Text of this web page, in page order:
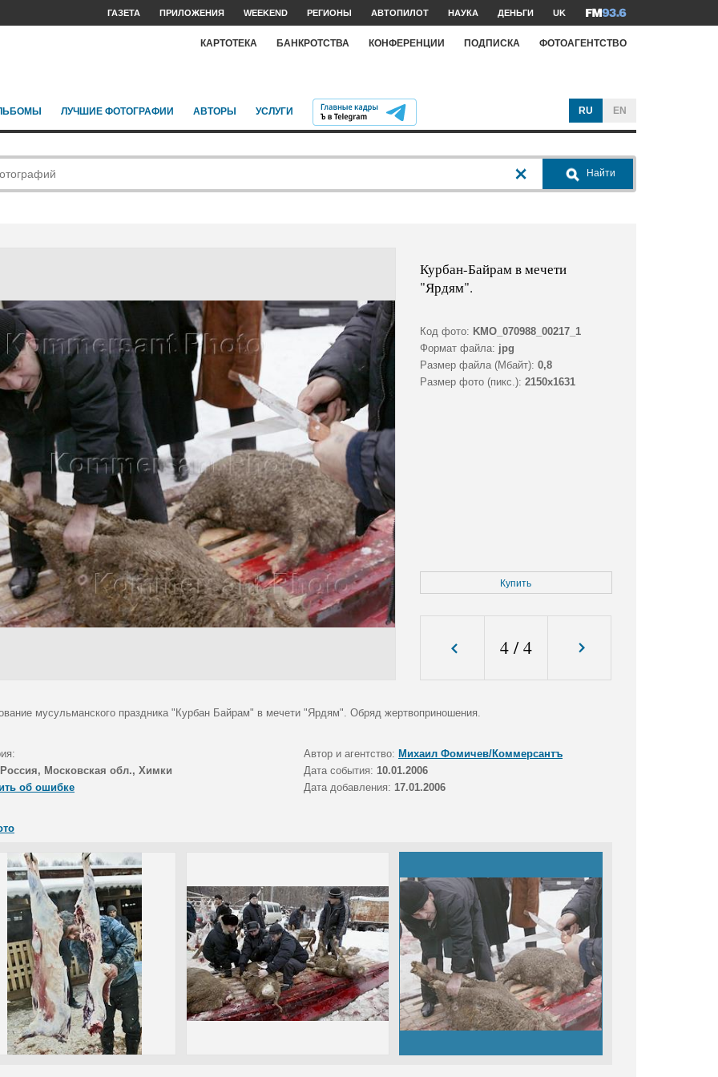
ГАЗЕТА ПРИЛОЖЕНИЯ WEEKEND РЕГИОНЫ АВТОПИЛОТ НАУКА ДЕНЬГИ UK
КАРТОТЕКА БАНКРОТСТВА КОНФЕРЕНЦИИ ПОДПИСКА ФОТОАГЕНТСТВО
ЛУЧШИЕ ФОТОГРАФИИ АВТОРЫ УСЛУГИ RU EN
Найти
Курбан-Байрам в мечети
"Ярдям".
Код фото: KMO_070988_00217_1
Формат файла: jpg
Размер файла (Мбайт): 0,8
Размер фото (пикс.): 2150x1631
Купить
4/4
мусульманского праздника "Курбан Байрам" в мечети "Ярдям". Обряд жертвоприношения.
Автор и агентство: Михаил Фомичев/Коммерсантъ
Россия, Московская обл., Химки Дата события: 10.01.2006
об ошибке
Дата добавления: 17.01.2006